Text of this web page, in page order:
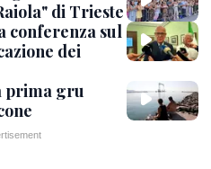
di Trieste
conferenza sul
dei
prima gru